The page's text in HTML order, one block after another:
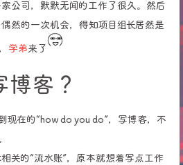
公司，默默无闻的工作了很久。然后
然的一次机会，得知项目组长居然是
学弟来了
博客？
在的“how do you do”，写博客，不
的“流水账”，原本就想着写点工作